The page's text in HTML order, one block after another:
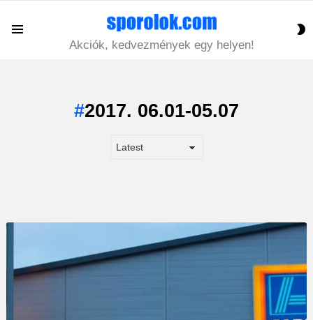
Akciók, kedvezmények egy helyen!
2017. 06.01-05.07